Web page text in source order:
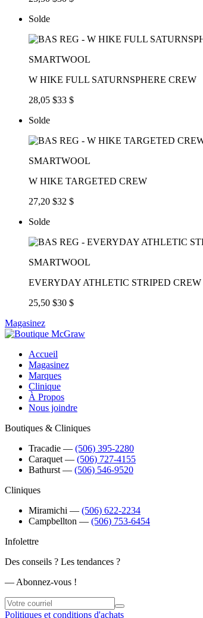
Solde
SMARTWOOL
W HIKE FULL SATURNSPHERE CREW
28,05 $33 $
Solde
SMARTWOOL
W HIKE TARGETED CREW
27,20 $32 $
Solde
SMARTWOOL
EVERYDAY ATHLETIC STRIPED CREW
25,50 $30 $
Magasinez
Accueil
Magasinez
Marques
Clinique
À Propos
Nous joindre
Boutiques & Cliniques
Tracadie ― (506) 395-2280
Caraquet ― (506) 727-4155
Bathurst ― (506) 546-9520
Cliniques
Miramichi ― (506) 622-2234
Campbellton ― (506) 753-6454
Infolettre
Des conseils ? Les tendances ?
― Abonnez-vous !
Politiques et conditions d'achats